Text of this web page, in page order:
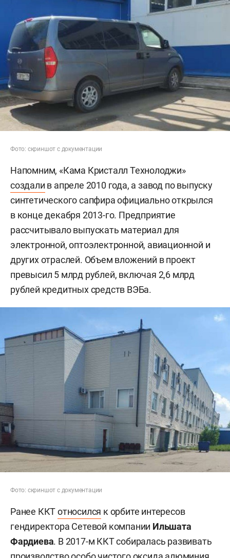
Фото: скриншот с документации
Напомним, «Кама Кристалл Технолоджи»
создали в апреле 2010 года, а завод по выпуску
синтетического сапфира официально открылся
в конце декабря 2013-го. Предприятие
рассчитывало выпускать материал для
электронной, оптоэлектронной, авиационной и
других отраслей. Объем вложений в проект
превысил 5 млрд рублей, включая 2,6 млрд
рублей кредитных средств ВЭБа.
Фото: скриншот с документации
Ранее ККТотносился к орбите интересов
гендиректора Сетевой компании Ильшата
Фардиева. В 2017-м ККТ собиралась развивать